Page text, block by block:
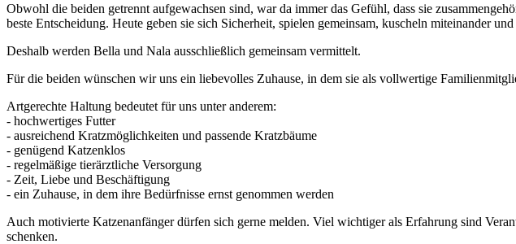
Obwohl die beiden getrennt aufgewachsen sind, war da immer das Gefühl, dass sie
beste Entscheidung. Heute geben sie sich Sicherheit, spielen gemeinsam, kuscheln miteinander
Deshalb werden Bella und Nala ausschließlich gemeinsam vermittelt.
Für die beiden wünschen wir uns ein liebevolles Zuhause, in dem sie als vollwertige
Artgerechte Haltung bedeutet für uns unter anderem:
- hochwertiges Futter
- ausreichend Kratzmöglichkeiten und passende Kratzbäume
- genügend Katzenklos
- regelmäßige tierärztliche Versorgung
- Zeit, Liebe und Beschäftigung
- ein Zuhause, in dem ihre Bedürfnisse ernst genommen werden
Auch motivierte Katzenanfänger dürfen sich gerne melden. Viel wichtiger als Erfahrung sind
schenken.